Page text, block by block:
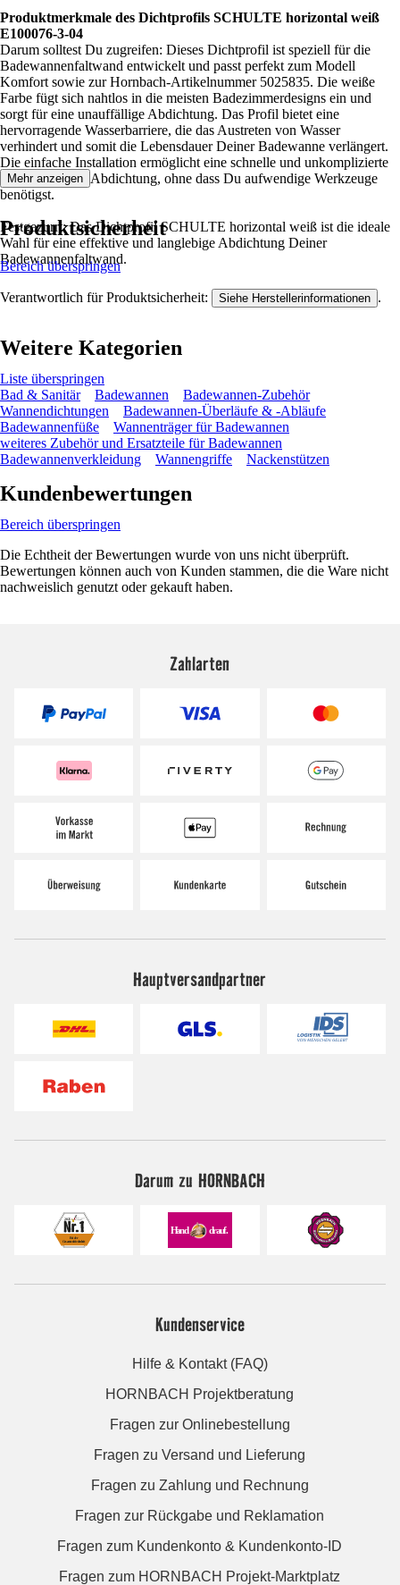
Produktmerkmale des Dichtprofils SCHULTE horizontal weiß
E100076-3-04
Darum solltest Du zugreifen: Dieses Dichtprofil ist speziell für die
Badewannenfaltwand entwickelt und passt perfekt zum Modell
Komfort sowie zur Hornbach-Artikelnummer 5025835. Die weiße
Farbe fügt sich nahtlos in die meisten Badezimmerdesigns ein und
sorgt für eine unauffällige Abdichtung. Das Profil bietet eine
hervorragende Wasserbarriere, die das Austreten von Wasser
verhindert und somit die Lebensdauer Deiner Badewanne verlängert.
Die einfache Installation ermöglicht eine schnelle und unkomplizierte
Erneuerung der Abdichtung, ohne dass Du aufwendige Werkzeuge
benötigst.
Festgezurrt: Das Dichtprofil SCHULTE horizontal weiß ist die ideale
Wahl für eine effektive und langlebige Abdichtung Deiner
Badewannenfaltwand.
Mehr anzeigen
Produktsicherheit
Bereich überspringen
Verantwortlich für Produktsicherheit: Siehe Herstellerinformationen .
Weitere Kategorien
Liste überspringen
Bad & Sanitär
Badewannen
Badewannen-Zubehör
Wannendichtungen
Badewannen-Überläufe & -Abläufe
Badewannenfüße
Wannenträger für Badewannen
weiteres Zubehör und Ersatzteile für Badewannen
Badewannenverkleidung
Wannengriffe Nackenstützen
Kundenbewertungen
Bereich überspringen
Die Echtheit der Bewertungen wurde von uns nicht überprüft.
Bewertungen können auch von Kunden stammen, die die Ware nicht
nachweislich genutzt oder gekauft haben.
Zahlarten
Hauptversandpartner
Darum zu HORNBACH
Kundenservice
Hilfe & Kontakt (FAQ)
HORNBACH Projektberatung
Fragen zur Onlinebestellung
Fragen zu Versand und Lieferung
Fragen zu Zahlung und Rechnung
Fragen zur Rückgabe und Reklamation
Fragen zum Kundenkonto & Kundenkonto-ID
Fragen zum HORNBACH Projekt-Marktplatz